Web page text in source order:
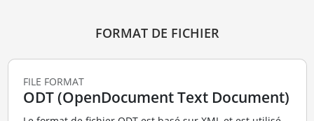
FORMAT DE FICHIER
FILE FORMAT
ODT (OpenDocument Text Document)